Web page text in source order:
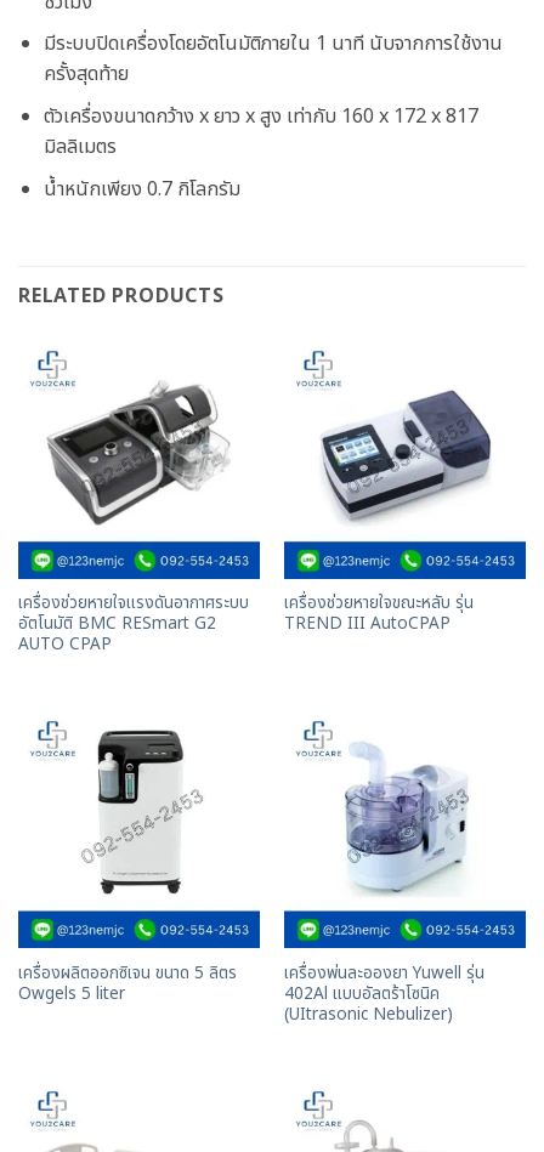
มีระบบปิดเครื่องโดยอัตโนมัติภายใน 1 นาที นับจากการใช้งาน
ครั้งสุดท้าย
ตัวเครื่องขนาดกว้าง x ยาว x สูง เท่ากับ 160 x 172 x 817
มิลลิเมตร
น้ำหนักเพียง 0.7 กิโลกรัม
RELATED PRODUCTS
เครื่องช่วยหายใจแรงดันอากาศระบบ
อัตโนมัติ BMC RESmart G2
AUTO CPAP
เครื่องช่วยหายใจขณะหลับ รุ่น
TREND III AutoCPAP
เครื่องผลิตออกซิเจน ขนาด 5 ลิตร
Owgels 5 liter
เครื่องพ่นละอองยา Yuwell รุ่น
402Al แบบอัลตร้าโซนิค
(UItrasonic Nebulizer)